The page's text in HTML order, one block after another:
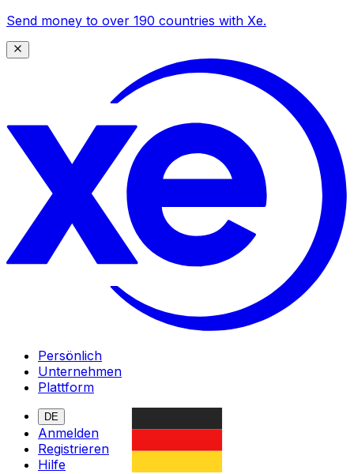
Send money to over 190 countries with Xe.
Persönlich
Unternehmen
Plattform
DE
Anmelden
Registrieren
Hilfe